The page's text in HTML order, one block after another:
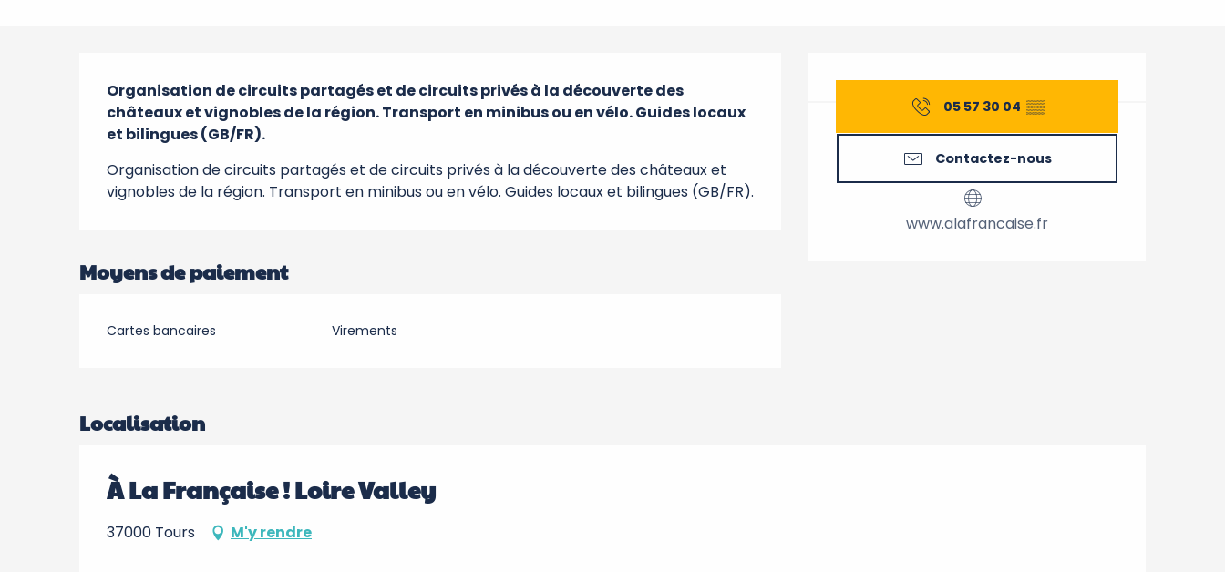
Ouverture et
05 57 30 04 ▒▒
Contactez-nous
www.alafrancaise.fr
Description
Organisation de circuits partagés et de circuits privés à la découverte des
châteaux et vignobles de la région. Transport en minibus ou en vélo. Guides locaux
et bilingues (GB/FR).
Organisation de circuits partagés et de circuits privés à la découverte des châteaux et
vignobles de la région. Transport en minibus ou en vélo. Guides locaux et bilingues (GB/FR).
Moyens de paiement
Cartes bancaires Virements
Localisation
À La Française ! Loire Valley
37000 Tours M'y rendre